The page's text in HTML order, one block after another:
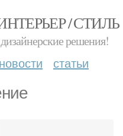
/ СТИЛЬ
решения!
новости статьи